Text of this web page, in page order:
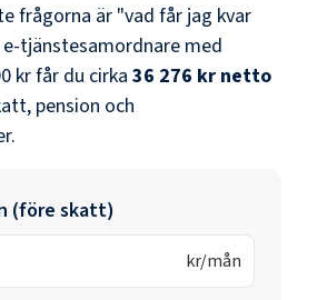
frågorna är "vad får jag kvar
e-tjänstesamordnare med
krfår du cirka 36 276 kr netto
pension och
(före skatt)
kr/mån